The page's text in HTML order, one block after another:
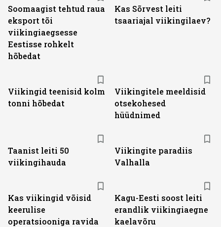
Soomaagist tehtud raua
eksport tõi
viikingiaegsesse
Eestisse rohkelt
hõbedat
Kas Sõrvest leiti
tsaariajal viikingilaev?
Viikingid teenisid kolm
tonni hõbedat
Viikingitele meeldisid
otsekohesed
hüüdnimed
Taanist leiti 50
viikingihauda
Viikingite paradiis
Valhalla
Kas viikingid võisid
keerulise
operatsiooniga ravida
Kagu-Eesti soost leiti
erandlik viikingiaegne
kaelavõru